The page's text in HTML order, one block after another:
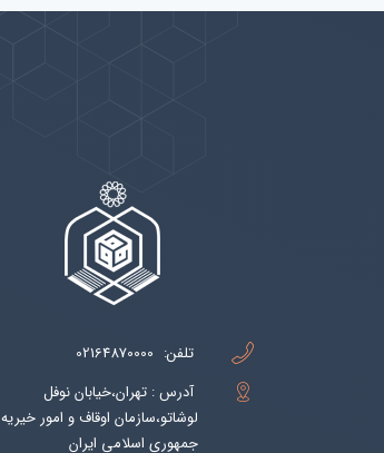
تلفن: 02164870000
آدرس : تهران،خیابان نوفل
لوشاتو،سازمان اوقاف و امور خیریه
جمهوری اسلامی ایران